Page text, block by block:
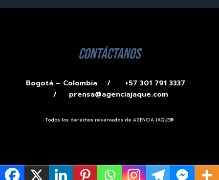
contáctanos
Bogotá – Colombia /
+57 301 791 3337
/ prensa@agenciajaque.com
Todos los derechos reservados de AGENCIA JAQUE®